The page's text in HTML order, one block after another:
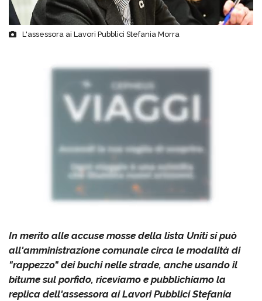
L'assessora ai Lavori Pubblici Stefania Morra
In merito alle accuse mosse della lista Uniti si può
all'amministrazione comunale circa le modalità di
"rappezzo" dei buchi nelle strade, anche usando il
bitume sul porfido, riceviamo e pubblichiamo la
replica dell'assessora ai Lavori Pubblici Stefania